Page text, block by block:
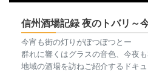
信州酒場記録 夜のトバリ～
今宵も街の灯りがぽつぽつとー
群れに響くはグラスの音色、今夜
地域の酒場を訪ねご紹介するドキュ